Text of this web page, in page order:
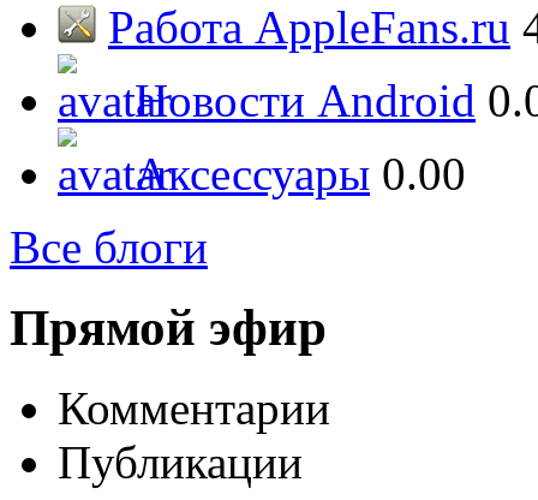
Работа AppleFans.ru
Новости Android
Аксессуары 0.00
Все блоги
Прямой эфир
Комментарии
Публикации